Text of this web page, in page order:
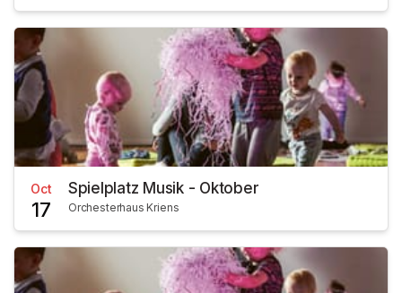
Oct
17
Spielplatz Musik - Oktober
Orchesterhaus Kriens